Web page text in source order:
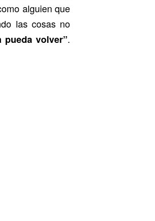
alguien que
las cosas no
pueda volver”.